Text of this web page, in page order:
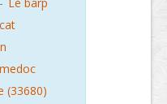
(33680)